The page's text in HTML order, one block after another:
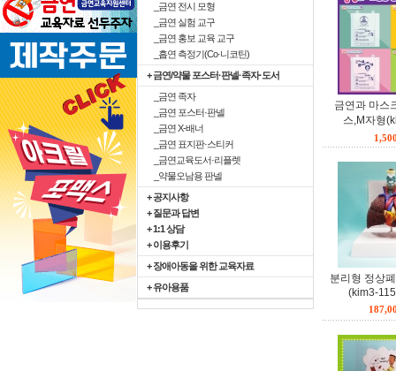
_금연 전시 모형
_금연 실험 교구
_금연 홍보 교육 교구
_흡연 측정기(Co·니코틴)
+ 금연/약물 포스터·판넬·족자·도서
_금연 족자
_금연 포스터·판넬
_금연 X-배너
_금연 표지판·스티커
_금연교육도서·리플렛
_약물오남용 판넬
+ 공지사항
+ 질문과 답변
+ 1:1 상담
+ 이용후기
+ 장애아동을 위한 교육자료
+ 유아용품
금연과 마스
스,M자형
분리형 정상
(kim3-